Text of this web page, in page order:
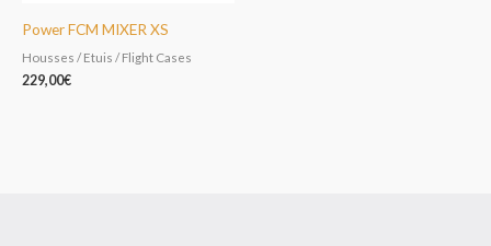
Power FCM MIXER XS
Housses / Etuis / Flight Cases
229,00€